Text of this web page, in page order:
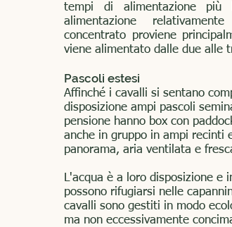
tempi di alimentazione più
alimentazione
concentrato proviene
viene alimentato dalle due alle
Pascoli estesi
Affinché i cavalli si sentano
disposizione ampi pascoli
pensione hanno box con
anche in gruppo in ampi recinti
panorama, aria ventilata e
L'acqua è a loro disposizione e
possono rifugiarsi nelle
cavalli sono gestiti in modo
ma non eccessivamente